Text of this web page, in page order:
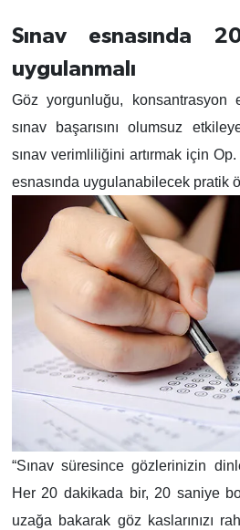
Sınav esnasında
uygulanmalı
Göz yorgunluğu, konsantrasyon
sınav başarısını olumsuz
sınav verimliliğini artırmak için
esnasında uygulanabilecek pratik
“Sınav süresince gözlerinizin
Her 20 dakikada bir, 20 saniye
uzağa bakarak göz kaslarınızı